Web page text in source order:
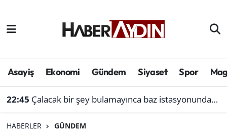
Asayiş Ekonomi Gündem Siyaset Spor
22:45 Çalacak bir şey bulamayınca baz istasyonundan akü çaldı
HABERLER GÜNDEM
Afyonkarahisar
Çevre
Aydın Hava Durumu
Süper Lig Puan Durumu ve Fikstür